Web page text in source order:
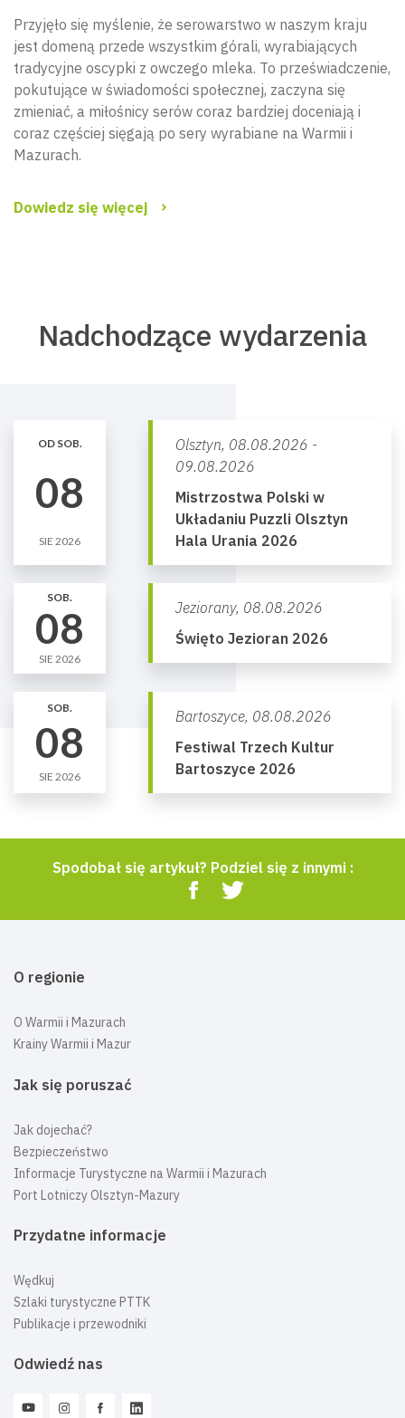
Przyjęło się myślenie, że serowarstwo w naszym kraju
jest domeną przede wszystkim górali, wyrabiających
tradycyjne oscypki z owczego mleka. To przeświadczenie,
pokutujące w świadomości społecznej, zaczyna się
zmieniać, a miłośnicy serów coraz bardziej doceniają i
coraz częściej sięgają po sery wyrabiane na Warmii i
Mazurach.
Dowiedz się więcej
Nadchodzące wydarzenia
OD SOB.
08
SIE 2026
Olsztyn, 08.08.2026 -
09.08.2026
Mistrzostwa Polski w
Układaniu Puzzli Olsztyn
Hala Urania 2026
SOB.
08
SIE 2026
Jeziorany, 08.08.2026
Święto Jezioran 2026
SOB.
08
SIE 2026
Bartoszyce, 08.08.2026
Festiwal Trzech Kultur
Bartoszyce 2026
Spodobał się artykuł? Podziel się z innymi :
O regionie
O Warmii i Mazurach
Krainy Warmii i Mazur
Jak się poruszać
Jak dojechać?
Bezpieczeństwo
Informacje Turystyczne na Warmii i Mazurach
Port Lotniczy Olsztyn-Mazury
Przydatne informacje
Wędkuj
Szlaki turystyczne PTTK
Publikacje i przewodniki
Odwiedź nas